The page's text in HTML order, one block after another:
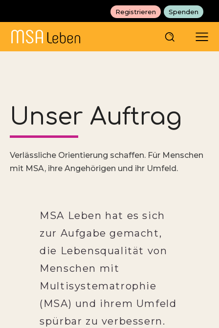
Registrieren Spenden
Unser Auftrag
Verlässliche Orientierung schaffen. Für Menschen
mit MSA, ihre Angehörigen und ihr Umfeld.
MSA Leben hat es sich
zur Aufgabe gemacht,
die Lebensqualität von
Menschen mit
Multisystematrophie
(MSA) und ihrem Umfeld
spürbar zu verbessern.